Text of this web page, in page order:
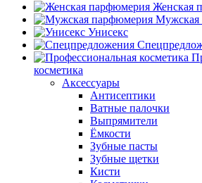
Женская
Мужская
Унисекс
косметика
Аксессуары
Антисептики
Ватные палочки
Выпрямители
Ёмкости
Зубные пасты
Зубные щетки
Кисти